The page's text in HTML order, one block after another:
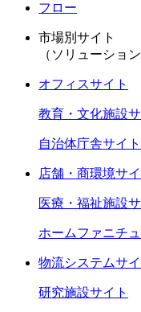
フロー
市場別サイト
（ソリューショ
オフィスサイト
教育・文化施設サ
自治体庁舎サイト
店舗・商環境サイ
医療・福祉施設
ホームファニチ
物流システムサイ
研究施設サイト